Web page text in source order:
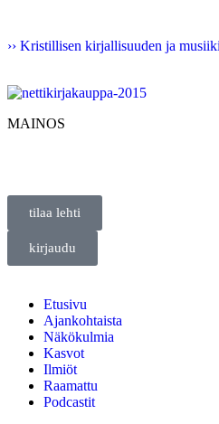
›› Kristillisen kirjallisuuden ja
MAINOS
tilaa lehti
kirjaudu
Etusivu
Ajankohtaista
Näkökulmia
Kasvot
Ilmiöt
Raamattu
Podcastit